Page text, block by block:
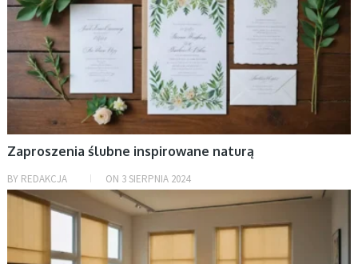
Zaproszenia ślubne inspirowane naturą
BY REDAKCJA ON 3 SIERPNIA 2024
BEZ KATEGORII